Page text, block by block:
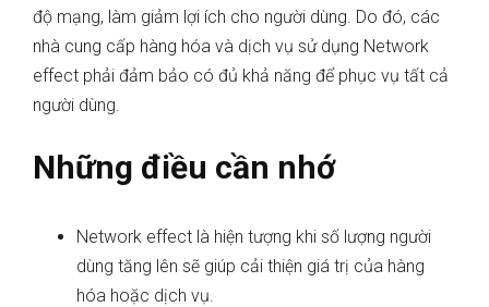
độ mạng, làm giảm lợi ích cho người dùng. Do đó, các
nhà cung cấp hàng hóa và dịch vụ sử dụng Network
effect phải đảm bảo có đủ khả năng để phục vụ tất cả
người dùng.
Những điều cần nhớ
Network effect là hiện tượng khi số lượng người
dùng tăng lên sẽ giúp cải thiện giá trị của hàng
hóa hoặc dịch vụ.